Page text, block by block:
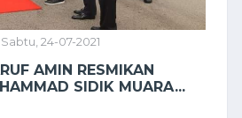
Sabtu, 24-07-2021
AMIN RESMIKAN
SIDIK MUARA...